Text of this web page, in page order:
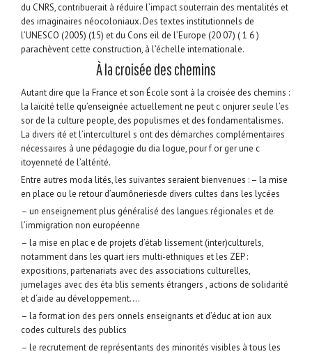
du CNRS, contribuerait à réduire l’impact souterrain des mentalités et
des imaginaires néocoloniaux. Des textes institutionnels de
l’UNESCO (2005) (15) et du Cons eil de l’Europe (20 07) ( 1 6 )
parachèvent cette construction, à l’échelle internationale.
À la croisée des chemins
Autant dire que la France et son École sont à la croisée des chemins :
la laïcité telle qu’enseignée actuellement ne peut c onjurer seule l’es
sor de la culture people, des populismes et des fondamentalismes.
La divers ité et l’interculturel s ont des démarches complémentaires
nécessaires à une pédagogie du dia logue, pour f or ger une c
itoyenneté de l’altérité.
Entre autres moda lités, les suivantes seraient bienvenues : – la mise
en place ou le retour d’aumôneriesde divers cultes dans les lycées
– un enseignement plus généralisé des langues régionales et de
l’immigration non européenne
– la mise en plac e de projets d’étab lissement (inter)culturels,
notamment dans les quart iers multi-ethniques et les ZEP :
expositions, partenariats avec des associations culturelles,
jumelages avec des éta blis sements étrangers , actions de solidarité
et d’aide au développement….
– la format ion des pers onnels enseignants et d’éduc at ion aux
codes culturels des publics
– le recrutement de représentants des minorités visibles à tous les